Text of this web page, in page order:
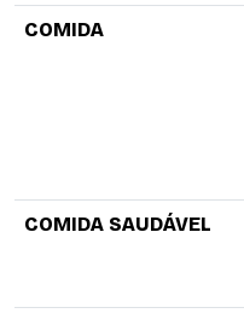
COMIDA
COMIDA SAUDÁVEL